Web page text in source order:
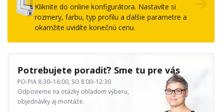
Kliknite do online konfigurátora. Nastavíte si
rozmery, farbu, typ profilu a ďalšie parametre a
okamžite uvidíte konečnú cenu.
Potrebujete poradiť? Sme tu pre vás
PO-PIA 8:30–16:00, SO 8:00–12:30
Odpovieme na otázky ohľadom výberu,
objednávky aj montáže.